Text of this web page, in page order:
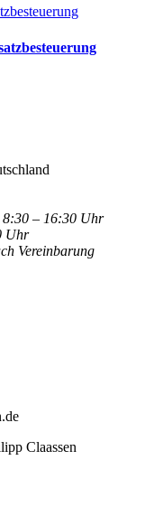
– 16:30 Uhr
Uhr
Vereinbarung
Claassen